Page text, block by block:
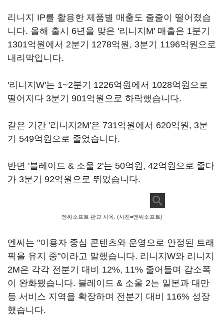
리니지 IP를 활용한 제품별 매출도 줄줄이 떨어졌습
니다. 올해 출시 6년을 맞은 '리니지M' 매출은 1분기
1301억원에서 2분기 1278억원, 3분기 1196억원으로
내리막입니다.
'리니지W'는 1~2분기 1226억원에서 1028억원으로
떨어지다 3분기 901억원으로 하락했습니다.
같은 기간 '리니지2M'은 731억원에서 620억원, 3분
기 549억원으로 줄었습니다.
반면 '블레이드 & 소울 2'는 50억원, 42억원으로 줄다
가 3분기 92억원으로 뛰었습니다.
엔씨소프트 판교 사옥. (사진=엔씨소프트)
엔씨는 "이용자 중심 콘텐츠와 운영으로 안정된 트래
픽을 유지 중"이라고 말했습니다. 리니지W와 리니지
2M은 각각 전분기 대비 12%, 11% 줄어들며 감소폭
이 완화됐습니다. 블레이드 & 소울 2는 일본과 대만
등 서비스 지역을 확장하며 전분기 대비 116% 성장
했습니다.